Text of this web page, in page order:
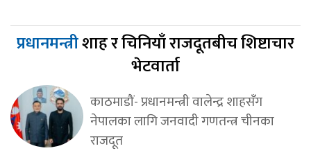
प्रधानमन्त्रीशाह र चिनियाँ राजदूतबीच शिष्टाचार
भेटवार्ता
काठमाडौं- प्रधानमन्त्री वालेन्द्र शाहसँग
नेपालका लागि जनवादी गणतन्त्र चीनका
राजदूत